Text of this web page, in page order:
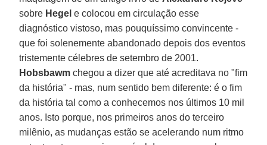
sobre Hegel e colocou em circulação esse
diagnóstico vistoso, mas pouquíssimo convincente -
que foi solenemente abandonado depois dos eventos
tristemente célebres de setembro de 2001.
Hobsbawm chegou a dizer que até acreditava no "fim
da história" - mas, num sentido bem diferente: é o fim
da história tal como a conhecemos nos últimos 10 mil
anos. Isto porque, nos primeiros anos do terceiro
milênio, as mudanças estão se acelerando num ritmo